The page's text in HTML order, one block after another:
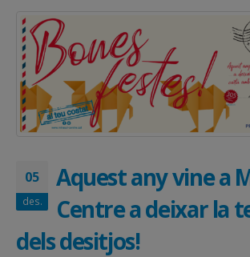
05
des.
Aquest any vine a
Centre a deixar la
dels desitjos!